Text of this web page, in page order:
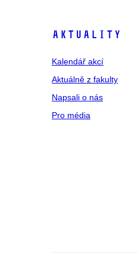
Aktuality
Kalendář akcí
Aktuálně z fakulty
Napsali o nás
Pro média